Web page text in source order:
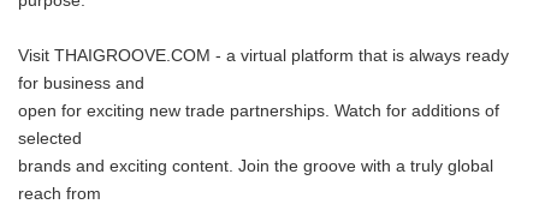
Visit THAIGROOVE.COM - a virtual platform that is always ready
for business and
open for exciting new trade partnerships. Watch for additions of
selected
brands and exciting content. Join the groove with a truly global
reach from